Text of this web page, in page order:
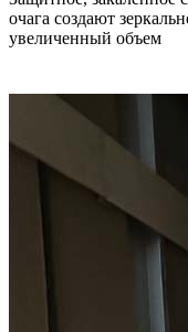
очага создают
увеличенный объем